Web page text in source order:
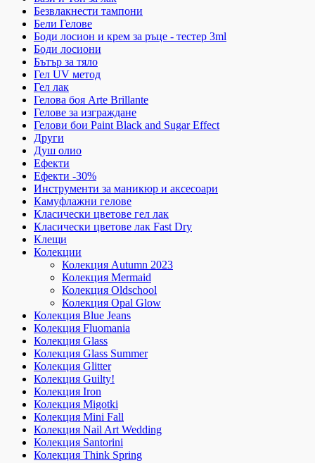
Безвлакнести тампони
Бели Гелове
Боди лосион и крем за ръце - тестер 3ml
Боди лосиони
Бътър за тяло
Гел UV метод
Гел лак
Гелова боя Arte Brillante
Гелове за изграждане
Гелови бои Paint Black and Sugar Effect
Други
Душ олио
Ефекти
Ефекти -30%
Инструменти за маникюр и аксесоари
Камуфлажни гелове
Класически цветове гел лак
Класически цветове лак Fast Dry
Клещи
Колекции
Колекция Autumn 2023
Колекция Mermaid
Колекция Oldschool
Колекция Opal Glow
Колекция Blue Jeans
Колекция Fluomania
Колекция Glass
Колекция Glass Summer
Колекция Glitter
Колекция Guilty!
Колекция Iron
Колекция Migotki
Колекция Mini Fall
Колекция Nail Art Wedding
Колекция Santorini
Колекция Think Spring